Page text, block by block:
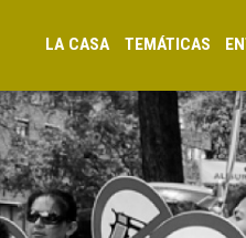
LA CASA TEMÁTICAS